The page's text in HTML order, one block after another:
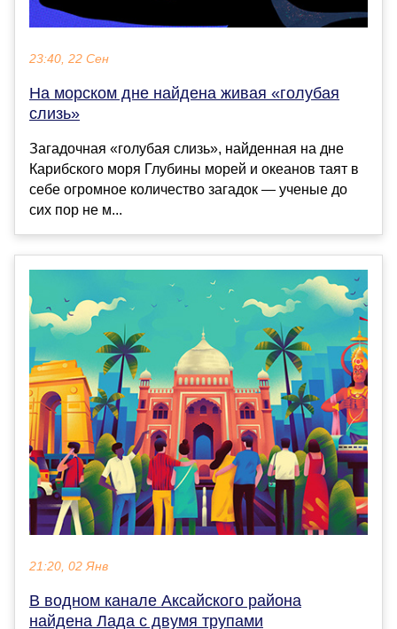
23:40, 22 Сен
На морском дне найдена живая «голубая
слизь»
Загадочная «голубая слизь», найденная на дне
Карибского моря Глубины морей и океанов таят в
себе огромное количество загадок — ученые до
сих пор не м...
21:20, 02 Янв
В водном канале Аксайского района
найдена Лада с двумя трупами